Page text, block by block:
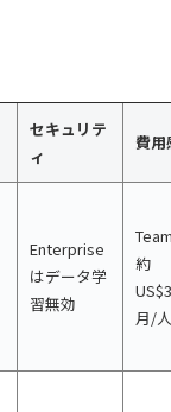
セキュリテ
ィ
費用
Enterprise
はデータ学
習無効
約
月/